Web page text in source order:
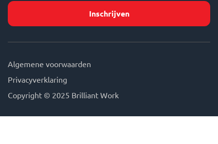
Copyright © 2025 Brilliant Work
Algemene voorwaarden
Privacyverklaring